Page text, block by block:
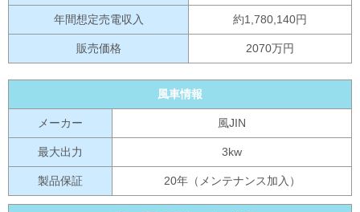
年間想定売電収入 約1,780,140円
販売価格 2070万円
風車情報
メーカー 風JIN
最大出力 3kw
製品保証 20年（メンテナンス加入）